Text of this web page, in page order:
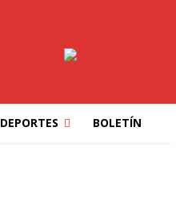
DEPORTES BOLETÍN